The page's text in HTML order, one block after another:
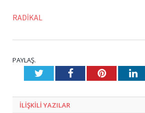
RADİKAL
PAYLAŞ.
TwitterFacebookPinterest
ILIŞKILI YAZILAR